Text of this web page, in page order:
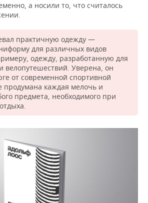
а носили то, что считалось
практичную одежду —
для различных видов
одежду, разработанную для
велопутешествий. Уверена, он
от современной спортивной
продумана каждая мелочь и
предмета, необходимого при